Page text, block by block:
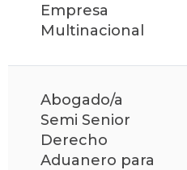
Empresa
Multinacional
Abogado/a
Semi Senior
Derecho
Aduanero para